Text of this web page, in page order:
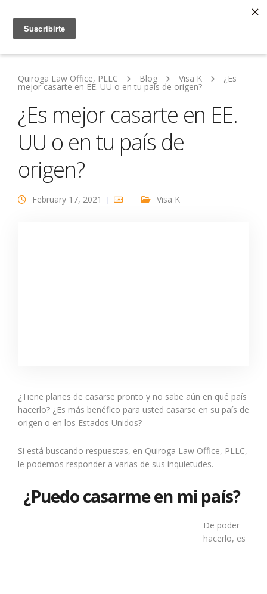
Quiroga Law Office, PLLC Blog Visa K ¿Es
mejor casarte en EE. UU o en tu país de origen?
¿Es mejor casarte en EE.
UU o en tu país de
origen?
February 17, 2021 Visa K
¿Tiene planes de casarse pronto y no sabe aún en qué país
hacerlo? ¿Es más benéfico para usted casarse en su país de
origen o en los Estados Unidos?
Si está buscando respuestas, en Quiroga Law Office, PLLC,
le podemos responder a varias de sus inquietudes.
¿Puedo casarme en mi país?
De poder
hacerlo, es